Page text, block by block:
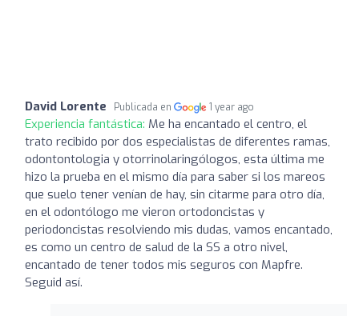
David Lorente Publicada en 1 year ago
Experiencia fantástica: Me ha encantado el centro, el
trato recibido por dos especialistas de diferentes ramas,
odontontologia y otorrinolaringólogos, esta última me
hizo la prueba en el mismo día para saber si los mareos
que suelo tener venían de hay, sin citarme para otro día,
en el odontólogo me vieron ortodoncistas y
periodoncistas resolviendo mis dudas, vamos encantado,
es como un centro de salud de la SS a otro nivel,
encantado de tener todos mis seguros con Mapfre.
Seguid así.